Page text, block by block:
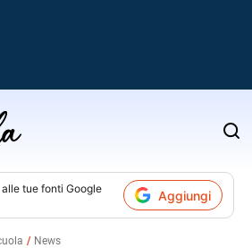
alle tue fonti Google
Aggiungi
News